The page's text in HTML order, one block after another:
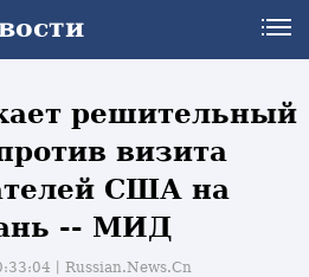
решительный
визита
США на
-- МИД
丨Russian.News.Cn